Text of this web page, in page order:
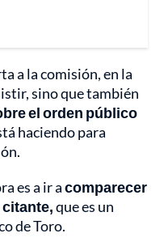
a la comisión, en la
sino que también
el orden público
haciendo para
es a ir acomparecer
citante,que es un
de Toro.